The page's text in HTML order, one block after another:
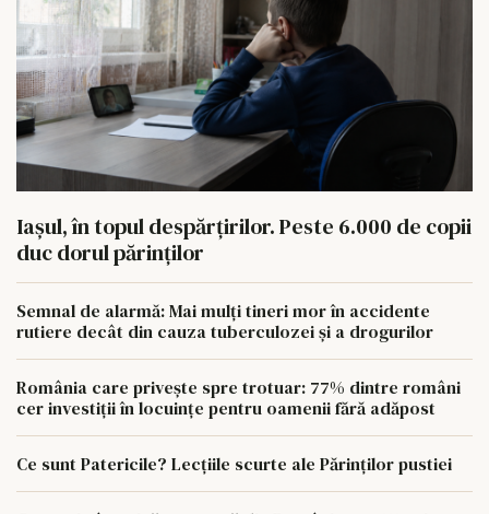
Iașul, în topul despărțirilor. Peste 6.000 de copii
duc dorul părinților
Semnal de alarmă: Mai mulți tineri mor în accidente
rutiere decât din cauza tuberculozei și a drogurilor
România care privește spre trotuar: 77% dintre români
cer investiții în locuințe pentru oamenii fără adăpost
Ce sunt Patericile? Lecțiile scurte ale Părinților pustiei